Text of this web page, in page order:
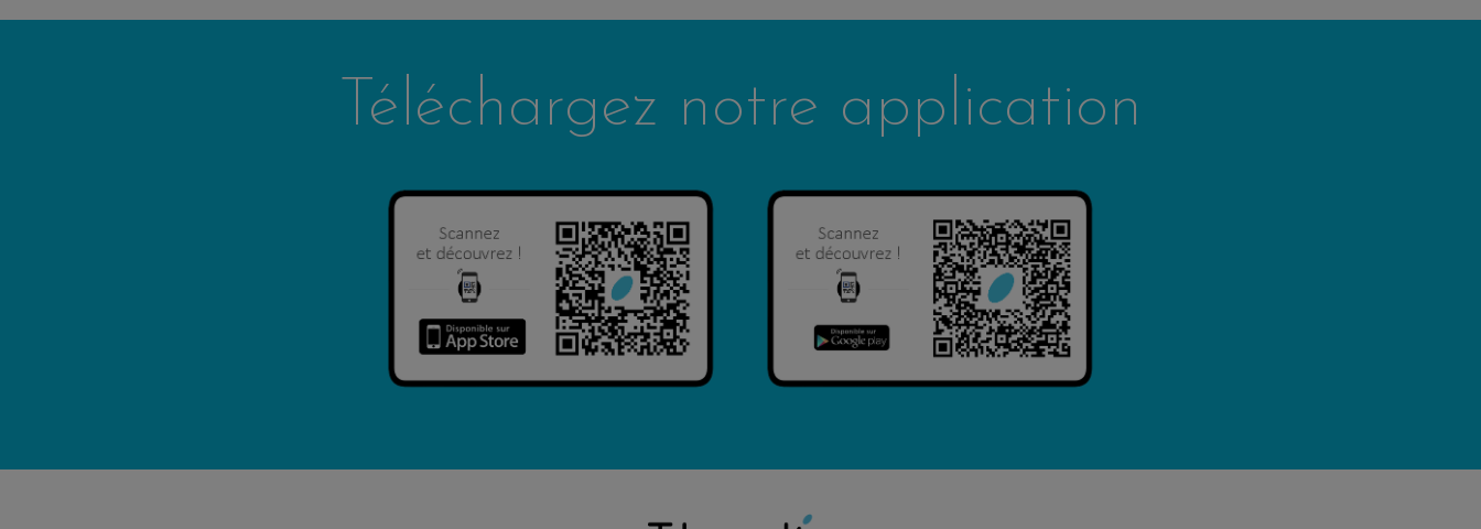
Téléchargez notre application